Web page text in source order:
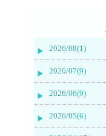
2026/08(1)
2026/07(9)
2026/06(9)
2026/05(6)